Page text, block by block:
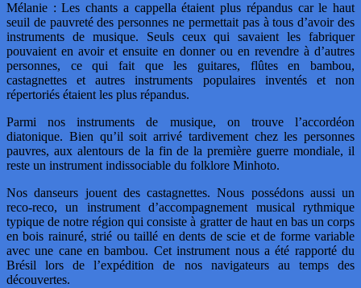
Mélanie : Les chants a cappella étaient plus répandus car le haut
seuil de pauvreté des personnes ne permettait pas à tous d’avoir des
instruments de musique. Seuls ceux qui savaient les fabriquer
pouvaient en avoir et ensuite en donner ou en revendre à d’autres
personnes, ce qui fait que les guitares, flûtes en bambou,
castagnettes et autres instruments populaires inventés et non
répertoriés étaient les plus répandus.
Parmi nos instruments de musique, on trouve l’accordéon
diatonique. Bien qu’il soit arrivé tardivement chez les personnes
pauvres, aux alentours de la fin de la première guerre mondiale, il
reste un instrument indissociable du folklore Minhoto.
Nos danseurs jouent des castagnettes. Nous possédons aussi un
reco-reco, un instrument d’accompagnement musical rythmique
typique de notre région qui consiste à gratter de haut en bas un corps
en bois rainuré, strié ou taillé en dents de scie et de forme variable
avec une cane en bambou. Cet instrument nous a été rapporté du
Brésil lors de l’expédition de nos navigateurs au temps des
découvertes.